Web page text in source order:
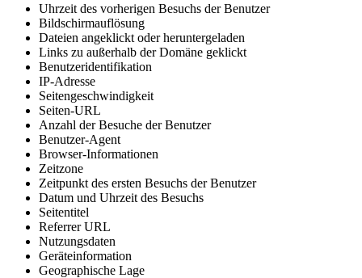
Uhrzeit des vorherigen Besuchs der Benutzer
Bildschirmauflösung
Dateien angeklickt oder heruntergeladen
Links zu außerhalb der Domäne geklickt
Benutzeridentifikation
IP-Adresse
Seitengeschwindigkeit
Seiten-URL
Anzahl der Besuche der Benutzer
Benutzer-Agent
Browser-Informationen
Zeitzone
Zeitpunkt des ersten Besuchs der Benutzer
Datum und Uhrzeit des Besuchs
Seitentitel
Referrer URL
Nutzungsdaten
Geräteinformation
Geographische Lage